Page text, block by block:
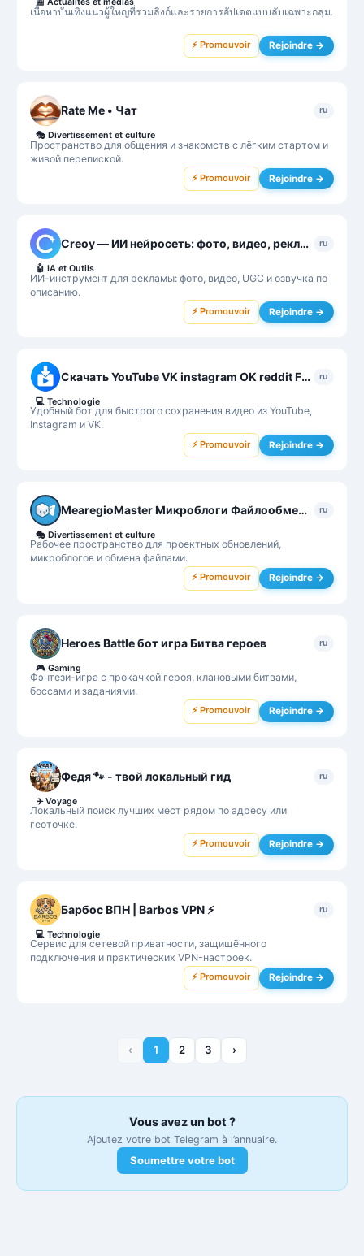
เนื้อหาบันเทิงแนวผู้ใหญ่ที่รวมลิงก์และรายการอัปเดตแบบลับเฉพาะกลุ่ม.
📰 Actualités et médias
⚡ Promouvoir Rejoindre →
Rate Me • Чат ru
Пространство для общения и знакомств с лёгким стартом и
живой перепиской.
🎭 Divertissement et culture
⚡ Promouvoir Rejoindre →
Creoy — ИИ нейросеть: фото, видео, реклама ru
ИИ-инструмент для рекламы: фото, видео, UGC и озвучка по
описанию.
🤖 IA et Outils
⚡ Promouvoir Rejoindre →
Скачать YouTube VK instagram OK reddit Fwap Video Saver Bot ru
Удобный бот для быстрого сохранения видео из YouTube,
Instagram и VK.
💻 Technologie
⚡ Promouvoir Rejoindre →
MearegioMaster Микроблоги Файлообменная сеть ru
Рабочее пространство для проектных обновлений,
микроблогов и обмена файлами.
🎭 Divertissement et culture
⚡ Promouvoir Rejoindre →
Heroes Battle бот игра Битва героев ru
Фэнтези-игра с прокачкой героя, клановыми битвами,
боссами и заданиями.
🎮 Gaming
⚡ Promouvoir Rejoindre →
Федя 🐾 - твой локальный гид ru
Локальный поиск лучших мест рядом по адресу или
геоточке.
✈️ Voyage
⚡ Promouvoir Rejoindre →
Барбос ВПН | Barbos VPN ⚡ ru
Сервис для сетевой приватности, защищённого
подключения и практических VPN-настроек.
💻 Technologie
⚡ Promouvoir Rejoindre →
‹ 1 2 3 ›
Vous avez un bot ?
Ajoutez votre bot Telegram à l’annuaire.
Soumettre votre bot